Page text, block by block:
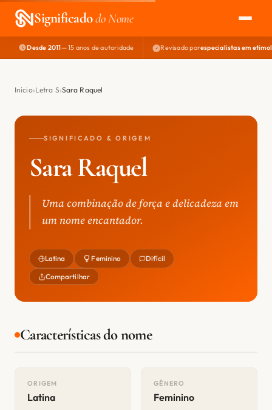
Significadodo Nome
EXPLORAR
NOME PERFEITO
Desde 2011— 15 anos de autoridade Revisado porespecialistas em
Início Letra S Sara Raquel
SIGNIFICADO & ORIGEM
Sara Raquel
Uma combinação de força e delicadeza em
um nome encantador.
Latina Feminino Difícil
Compartilhar
Características do nome
ORIGEM
Latina
GÊNERO
Feminino